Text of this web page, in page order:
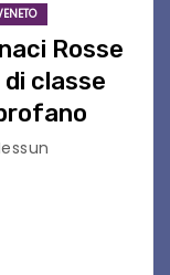
Rosse
classe